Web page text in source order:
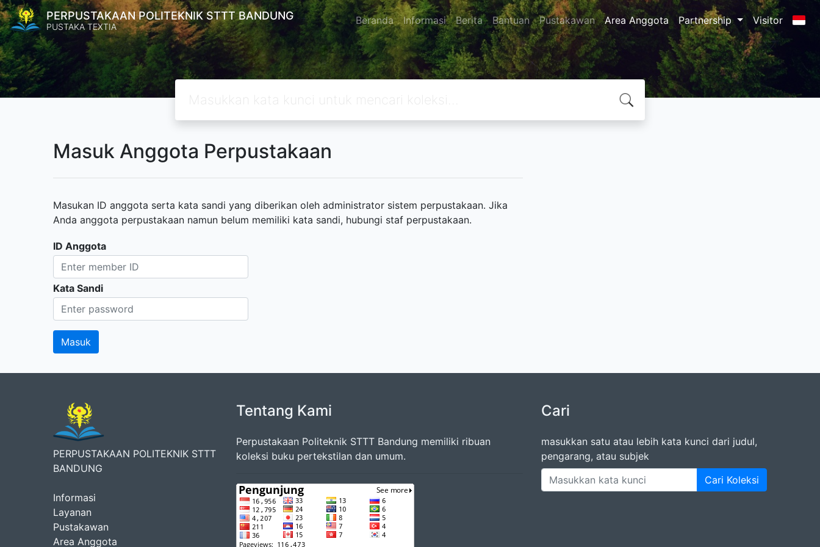
PERPUSTAKAAN POLITEKNIK STTT BANDUNG
PUSTAKA TEXTIA Beranda Informasi Berita Bantuan Pustakawan Area Anggota Partnership Visitor
Masuk Anggota Perpustakaan
Masukan ID anggota serta kata sandi yang diberikan oleh administrator sistem perpustakaan. Jika
Anda anggota perpustakaan namun belum memiliki kata sandi, hubungi staf perpustakaan.
ID Anggota
Kata Sandi
PERPUSTAKAAN POLITEKNIK STTT
BANDUNG
Informasi
Layanan
Pustakawan
Area Anggota
Tentang Kami
Perpustakaan Politeknik STTT Bandung memiliki ribuan
koleksi buku pertekstilan dan umum.
Cari
masukkan satu atau lebih kata kunci dari judul,
pengarang, atau subjek
Cari Koleksi